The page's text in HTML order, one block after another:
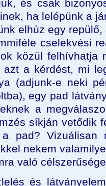
és csak
ha lelépünk a
elhúz egy
cselekvési
közül felhívhatja
azt a kérdést, mi
(adjunk-e neki
egy pad
a
síkján vetődik
pad? Vizuálisan
nekem
való
és